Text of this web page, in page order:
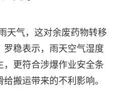
天气，这对余废药物转移
罗稳表示，雨天空气湿度
，更符合涉爆作业安全条
搬运带来的不利影响。